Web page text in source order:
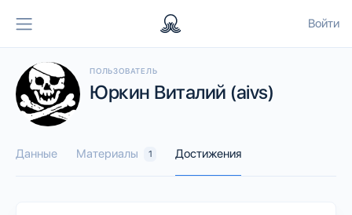
Войти
ПОЛЬЗОВАТЕЛЬ
Юркин Виталий (aivs)
Данные Материалы 1 Достижения